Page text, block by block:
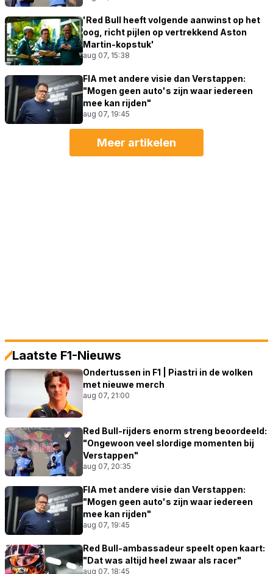
'Red Bull heeft volgende aanwinst op het
oog, richt pijlen op vertrekkend Aston
Martin-kopstuk'
aug 07, 15:38
FIA met andere visie dan Verstappen:
"Mogen geen auto's zijn waar iedereen
mee kan rijden"
aug 07, 19:45
Meer artikelen
Laatste F1-Nieuws
Ondertussen in F1 | Piastri in de wolken
met nieuwe merch
aug 07, 21:00
Red Bull-rijders enorm streng beoordeeld:
"Ongewoon veel slordige momenten bij
Verstappen"
aug 07, 20:35
FIA met andere visie dan Verstappen:
"Mogen geen auto's zijn waar iedereen
mee kan rijden"
aug 07, 19:45
Red Bull-ambassadeur speelt open kaart:
"Dat was altijd heel zwaar als racer"
aug 07, 18:45